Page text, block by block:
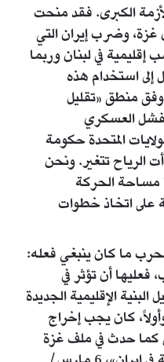
الكبرى. فقد منحت
وضرب إيران التي
في لبنان وربما
استخدام هذه
منطق «تقليل
العسكري
المتحدة حكومة
الرياح تتغير. ونحن
مساحة الحركة
على اتخاذ خطوات
ما كان ينبغي فعله:
فعليها أن تؤثر في
الإقليمية الجديدة
كان يجب إخراج
كما حدث في ملف غزة